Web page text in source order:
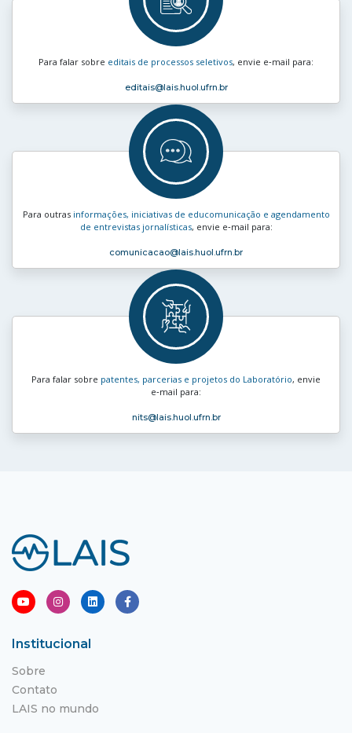
Para falar sobre editais de processos seletivos, envie e‑mail para:
editais@lais.huol.ufrn.br
Para outras informações, iniciativas de educomunicação e agendamento
de entrevistas jornalísticas, envie e‑mail para:
comunicacao@lais.huol.ufrn.br
Para falar sobre patentes, parcerias e projetos do Laboratório, envie
e‑mail para:
nits@lais.huol.ufrn.br
Institucional
Sobre
Contato
LAIS no mundo